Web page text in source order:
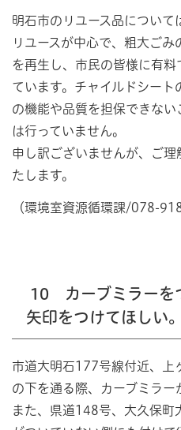
明石市のリユース品について
リユースが中心で、粗大ご
を再生し、市民の皆様に有
ています。チャイルドシート
の機能や品質を担保できな
は行っていません。
申し訳ございませんが、ご
たします。
（環境室資源循環課/078-
10 カーブミラーを
矢印をつけてほしい。
市道大明石177号線付近、上
の下を通る際、カーブミラー
また、県道148号、大久保町